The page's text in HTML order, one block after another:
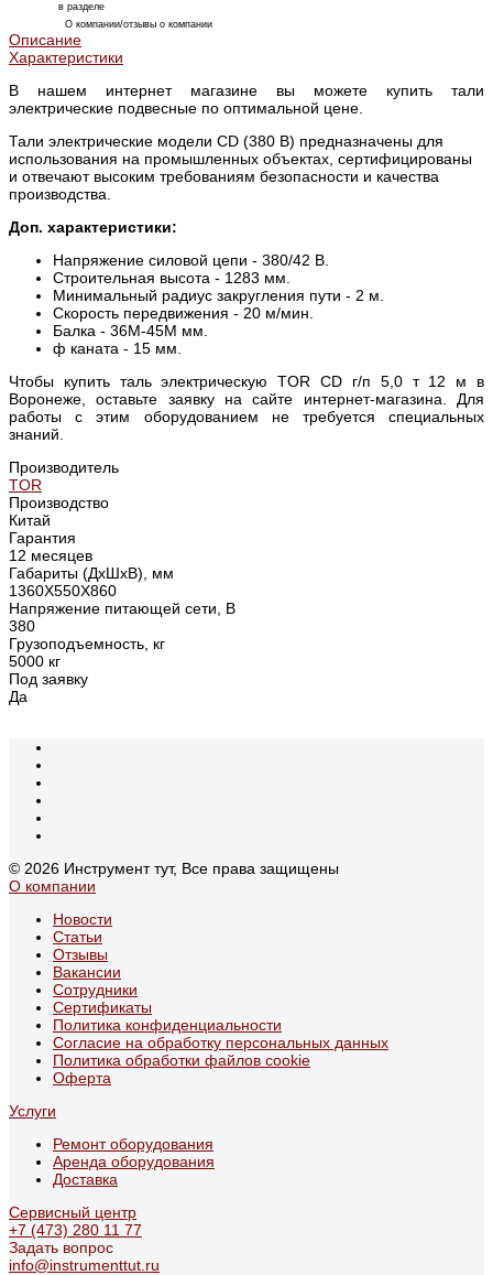
в разделе
О компании/отзывы о компании
Описание
Характеристики
В нашем интернет магазине вы можете купить тали
электрические подвесные по оптимальной цене.
Тали электрические модели CD (380 В) предназначены для
использования на промышленных объектах, сертифицированы
и отвечают высоким требованиям безопасности и качества
производства.
Доп. характеристики:
Напряжение силовой цепи - 380/42 В.
Строительная высота - 1283 мм.
Минимальный радиус закругления пути - 2 м.
Скорость передвижения - 20 м/мин.
Балка - 36М-45М мм.
ф каната - 15 мм.
Чтобы купить таль электрическую TOR CD г/п 5,0 т 12 м в
Воронеже, оставьте заявку на сайте интернет-магазина. Для
работы с этим оборудованием не требуется специальных
знаний.
Производитель
TOR
Производство
Китай
Гарантия
12 месяцев
Габариты (ДхШхВ), мм
1360X550X860
Напряжение питающей сети, В
380
Грузоподъемность, кг
5000 кг
Под заявку
Да
© 2026 Инструмент тут, Все права защищены
О компании
Новости
Статьи
Отзывы
Вакансии
Сотрудники
Сертификаты
Политика конфиденциальности
Согласие на обработку персональных данных
Политика обработки файлов cookie
Оферта
Услуги
Ремонт оборудования
Аренда оборудования
Доставка
Сервисный центр
+7 (473) 280 11 77
Задать вопрос
info@instrumenttut.ru